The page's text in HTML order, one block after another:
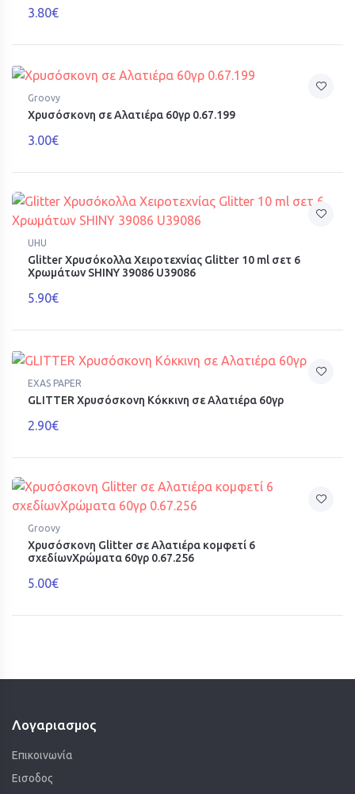
3.80€
Groovy
Χρυσόσκονη σε Αλατιέρα 60γρ 0.67.199
3.00€
UHU
Glitter Χρυσόκολλα Χειροτεχνίας Glitter 10 ml σετ 6
Χρωμάτων SHINY 39086 U39086
5.90€
EXAS PAPER
GLITTER Χρυσόσκονη Κόκκινη σε Αλατιέρα 60γρ
2.90€
Groovy
Χρυσόσκονη Glitter σε Αλατιέρα κομφετί 6
σχεδίωνΧρώματα 60γρ 0.67.256
5.00€
Λογαριασμος
Επικοινωνία
Εισοδος